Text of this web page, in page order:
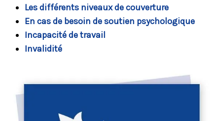
Les différents niveaux de couverture
En cas de besoin de soutien psychologique
Incapacité de travail
Invalidité